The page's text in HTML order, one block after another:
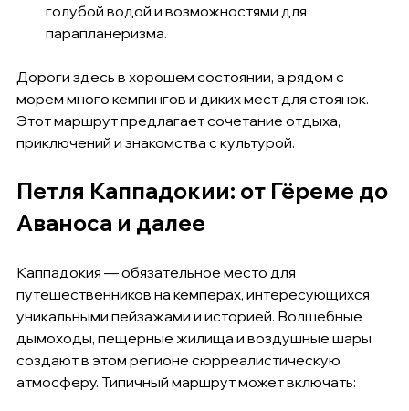
голубой водой и возможностями для
парапланеризма.
Дороги здесь в хорошем состоянии, а рядом с
морем много кемпингов и диких мест для стоянок.
Этот маршрут предлагает сочетание отдыха,
приключений и знакомства с культурой.
Петля Каппадокии: от Гёреме до
Аваноса и далее
Каппадокия — обязательное место для
путешественников на кемперах, интересующихся
уникальными пейзажами и историей. Волшебные
дымоходы, пещерные жилища и воздушные шары
создают в этом регионе сюрреалистическую
атмосферу. Типичный маршрут может включать: